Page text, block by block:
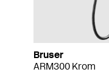
Bruser
ARM300 Krom